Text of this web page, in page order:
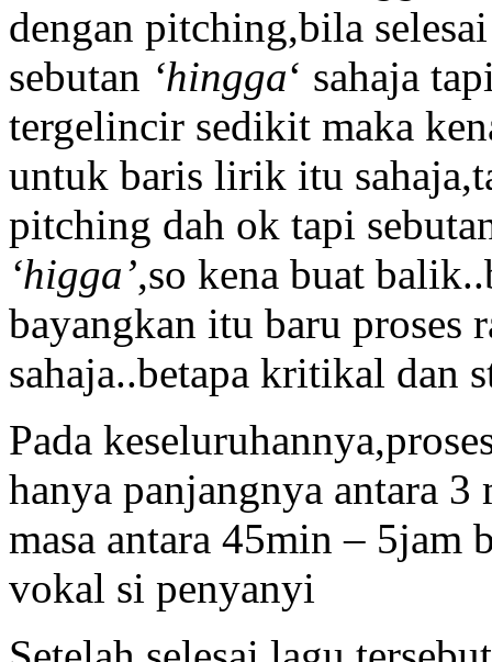
dengan pitching,bila
sebutan ‘hingga‘ sahaja
tergelincir sedikit maka
untuk baris lirik itu
pitching dah ok tapi
‘higga’,so kena buat
bayangkan itu baru proses
sahaja..betapa kritikal dan
Pada
hanya panjangnya antara
masa antara 45min – 5jam
vokal si penyanyi